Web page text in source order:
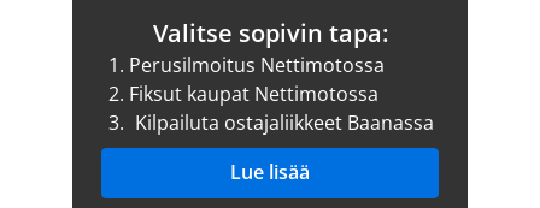
Valitse sopivin tapa:
1. Perusilmoitus Nettimotossa
2. Fiksut kaupat Nettimotossa
3. Kilpailuta ostajaliikkeet Baanassa
Lue lisää